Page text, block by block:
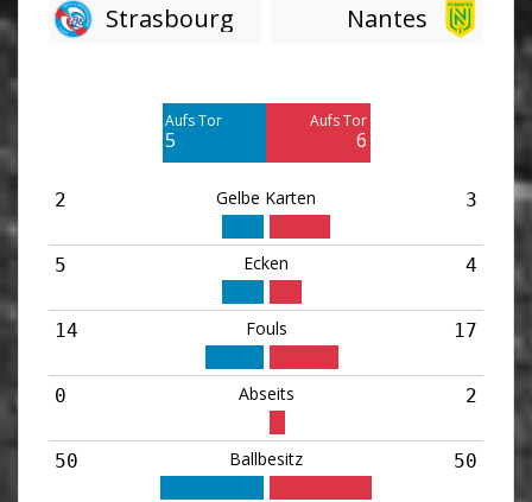
Strasbourg
Nantes
Aufs Tor
5
Aufs Tor
6
2 Gelbe Karten 3
5 Ecken 4
14 Fouls 17
0 Abseits 2
50 Ballbesitz 50